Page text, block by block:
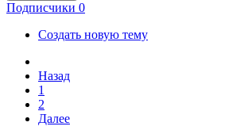
Подписчики 0
Создать новую тему
Назад
1
2
Далее